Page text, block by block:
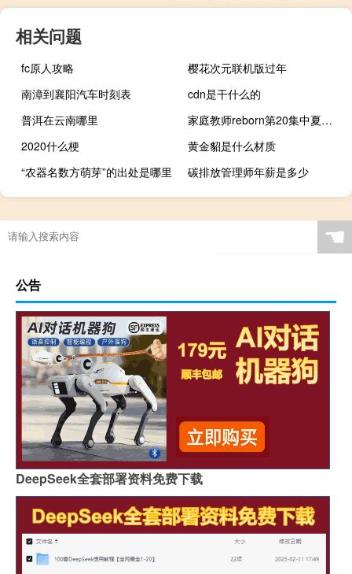
相关问题
fc原人攻略
樱花次元联机版过年
南漳到襄阳汽车时刻表
cdn是干什么的
普洱在云南哪里
家庭教师reborn第20集中夏马尔为什么让云雀得晕樱症 家庭教师reborn图片
2020什么梗
黄金貂是什么材质
“农器名数方萌芽”的出处是哪里
碳排放管理师年薪是多少
☚
公告
DeepSeek全套部署资料免费下载